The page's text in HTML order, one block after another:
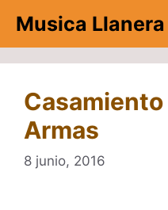
contenido
Musica Llanera
Casamiento
Armas
8 junio, 2016